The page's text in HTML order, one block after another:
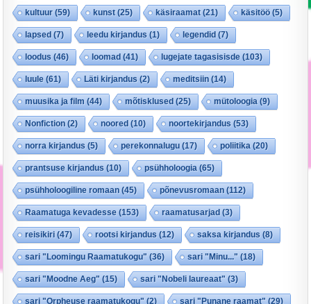
kultuur(59) kunst(25) käsiraamat(21) käsitöö (5)
lapsed (7) leedu kirjandus (1) legendid (7)
loodus (46) loomad (41) lugejate tagasisisde (103)
luule (61) Läti kirjandus (2) meditsiin (14)
muusika ja film (44) mõtisklused (25) mütoloogia (9)
Nonfiction (2) noored (10) noortekirjandus (53)
norra kirjandus (5) perekonnalugu (17) poliitika (20)
prantsuse kirjandus (10) psühholoogia (65)
psühholoogiline romaan (45) põnevusromaan (112)
Raamatuga kevadesse (153) raamatusarjad (3)
reisikiri (47) rootsi kirjandus (12) saksa kirjandus (8)
sari "Loomingu Raamatukogu" (36) sari "Minu..." (18)
sari "Moodne Aeg" (15) sari "Nobeli laureaat" (3)
sari "Orpheuse raamatukogu" (2) sari "Punane raamat" (29)